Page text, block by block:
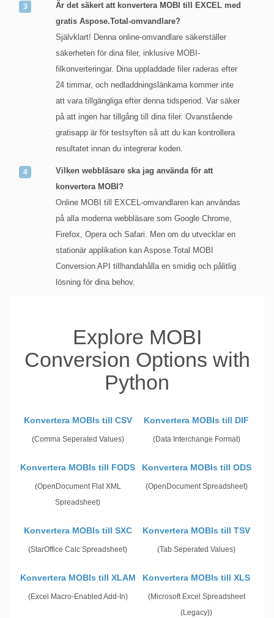
Är det säkert att konvertera MOBI till EXCEL med
gratis Aspose.Total-omvandlare?
Självklart! Denna online-omvandlare säkerställer
säkerheten för dina filer, inklusive MOBI-
filkonverteringar. Dina uppladdade filer raderas efter
24 timmar, och nedladdningslänkarna kommer inte
att vara tillgängliga efter denna tidsperiod. Var säker
på att ingen har tillgång till dina filer. Ovanstående
gratisapp är för testsyften så att du kan kontrollera
resultatet innan du integrerar koden.
Vilken webbläsare ska jag använda för att
konvertera MOBI?
Online MOBI till EXCEL-omvandlaren kan användas
på alla moderna webbläsare som Google Chrome,
Firefox, Opera och Safari. Men om du utvecklar en
stationär applikation kan Aspose.Total MOBI
Conversion API tillhandahålla en smidig och pålitlig
lösning för dina behov.
Explore MOBI
Conversion Options with
Python
Konvertera MOBIs till CSV
(Comma Seperated Values)
Konvertera MOBIs till DIF
(Data Interchange Format)
Konvertera MOBIs till FODS
(OpenDocument Flat XML
Spreadsheet)
Konvertera MOBIs till ODS
(OpenDocument Spreadsheet)
Konvertera MOBIs till SXC
(StarOffice Calc Spreadsheet)
Konvertera MOBIs till TSV
(Tab Seperated Values)
Konvertera MOBIs till XLAM
(Excel Macro-Enabled Add-In)
Konvertera MOBIs till XLS
(Microsoft Excel Spreadsheet
(Legacy))